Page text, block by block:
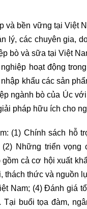
và bền vững tại Việt
lý, các chuyên gia,
bò và sữa tại Việt
hoạt động
khẩu các sản
ngành bò của Úc
pháp hữu ích cho
(1) Chính sách hỗ
Những triển vọng
cả cơ hội xuất
thách thức và nguồn
Nam; (4) Đánh giá
buổi tọa đàm,